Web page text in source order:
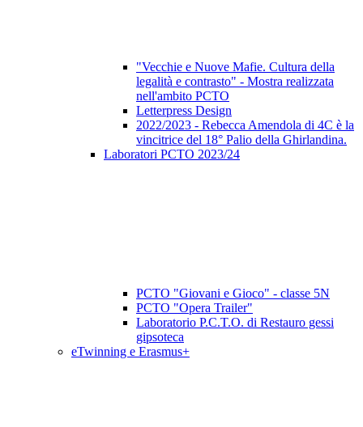
"Vecchie e Nuove Mafie. Cultura della
legalità e contrasto" - Mostra realizzata
nell'ambito PCTO
Letterpress Design
2022/2023 - Rebecca Amendola di 4C è la
vincitrice del 18° Palio della Ghirlandina.
Laboratori PCTO 2023/24
PCTO "Giovani e Gioco" - classe 5N
PCTO "Opera Trailer"
Laboratorio P.C.T.O. di Restauro gessi
gipsoteca
eTwinning e Erasmus+